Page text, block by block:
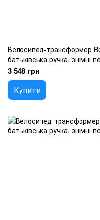
Велосипед-трансформер
батьківська ручка, знімні
3 548 грн
Купити